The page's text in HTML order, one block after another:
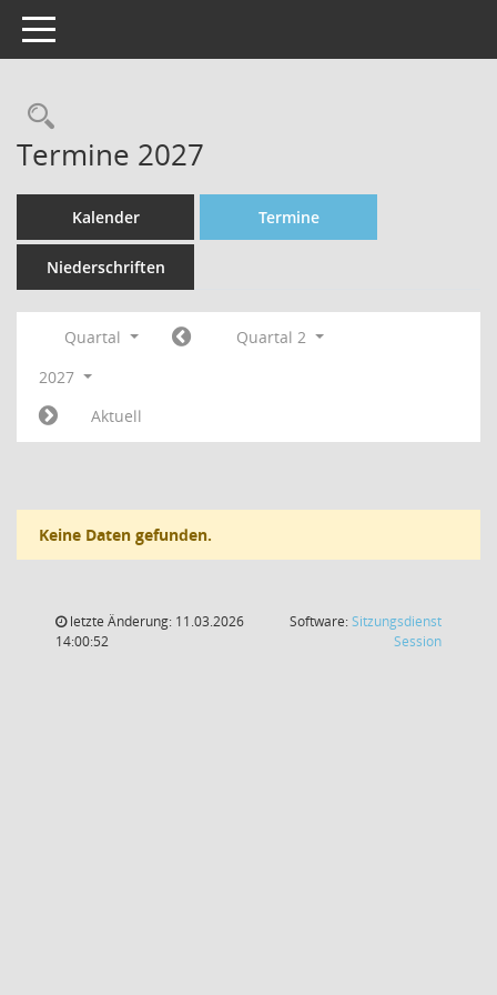
Toggle navigation
Rechercheauswahl
Termine 2027
Kalender Termine
Niederschriften
Quartal
Quartal 2
2027
Aktuell
Keine Daten gefunden.
letzte Änderung: 11.03.2026
14:00:52
Software:Sitzungsdienst
Session(Wird in